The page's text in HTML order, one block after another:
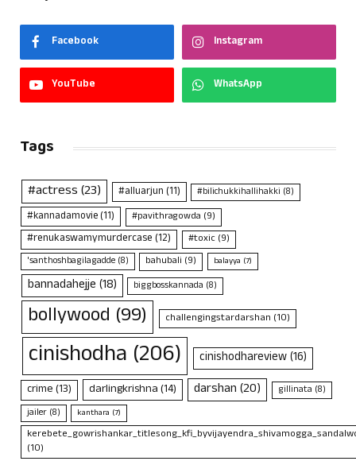
Facebook Instagram
YouTube WhatsApp
Tags
#actress(23) #alluarjun(11) #bilichukkihallihakki (8)
#kannadamovie(11) #pavithragowda (9)
#renukaswamymurdercase(12) #toxic(9)
'santhoshbagilagadde (8) bahubali (9) balayya (7)
bannadahejje(18) biggbosskannada (8)
bollywood (99) challengingstardarshan (10)
cinishodha (206) cinishodhareview(16)
crime(13) darlingkrishna(14) darshan(20) gillinata (8)
jailer (8) kanthara (7)
(10)